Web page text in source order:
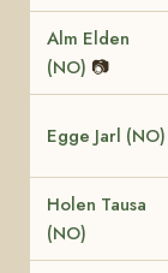
Alm Elden
(NO) 📷
Egge Jarl (NO)
Holen Tausa
(NO)